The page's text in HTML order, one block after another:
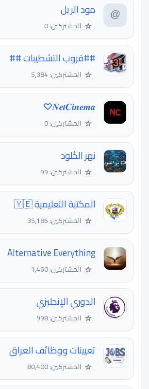
مود الريل
☆ المشتركين: 0
##قروب التشطيبات ##
☆ المشتركين: 5,384
𝑵𝒆𝒕𝑪𝒊𝒏𝒆𝒎𝒂♡
☆ المشتركين: 0
نهر الخُلود
☆ المشتركين: 99
المكتبة التعليمية 🇾🇪
☆ المشتركين: 35,186
Alternative Everything
☆ المشتركين: 1,460
الدوري الإنجليزي
☆ المشتركين: 998
تعيينات ووظائف العراق
☆ المشتركين: 80,400